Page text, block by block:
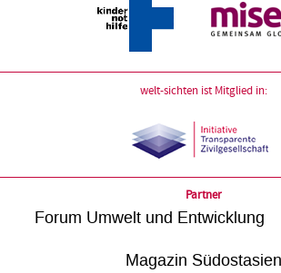
welt-sichten ist Mitglied in:
Partner
Forum Umwelt und Entwicklung
Magazin Südostasien